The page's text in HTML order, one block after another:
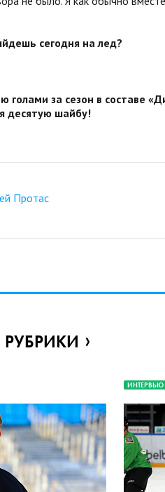
сегодня на лед?
голами за сезон в составе
десятую шайбу!
Протас
ИНТЕРВЬЮ